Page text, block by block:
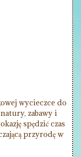
wycieczce do
zabawy i
spędzić czas
przyrodę w